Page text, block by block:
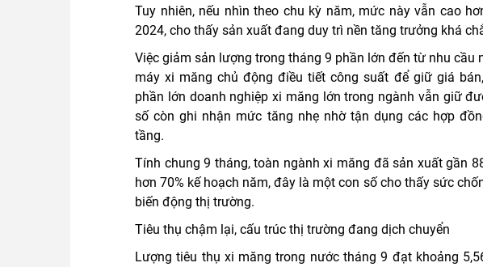
Tuy nhiên, nếu nhìn theo chu kỳ năm, mức này vẫn cao
2024, cho thấy sản xuất đang duy trì nền tăng trưởng khá
Việc giảm sản lượng trong tháng 9 phần lớn đến từ nhu cầu
máy xi măng chủ động điều tiết công suất để giữ giá
phần lớn doanh nghiệp xi măng lớn trong ngành vẫn giữ
số còn ghi nhận mức tăng nhẹ nhờ tận dụng các hợp
tầng.
Tính chung 9 tháng, toàn ngành xi măng đã sản xuất gần
hơn 70% kế hoạch năm, đây là một con số cho thấy sức
biến động thị trường.
Tiêu thụ chậm lại, cấu trúc thị trường đang dịch chuyển
Lượng tiêu thụ xi măng trong nước tháng 9 đạt khoảng